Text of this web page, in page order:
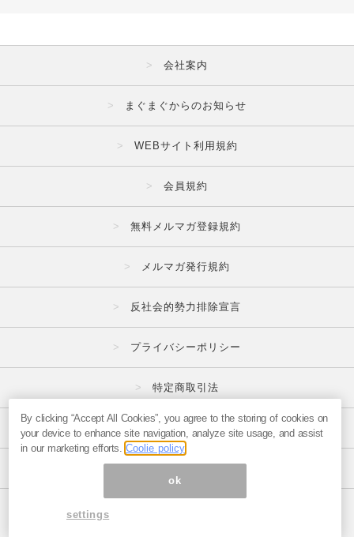
会社案内
まぐまぐからのお知らせ
WEBサイト利用規約
会員規約
無料メルマガ登録規約
メルマガ発行規約
反社会的勢力排除宣言
プライバシーポリシー
特定商取引法
広告掲載はこちら
メルマガの不正・違反報告はこちら
ページ内の商標は全て商標権者に属します。
By clicking “Accept All Cookies”, you agree to the storing of cookies on
your device to enhance site navigation, analyze site usage, and assist
in our marketing efforts. Coolie policy
ok
settings